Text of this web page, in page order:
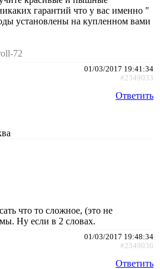
гарантий что у вас именно "
установлены на купленном вами
72
01/03/2017 19:41:34
#2349033
Ответить
что то сложное, (это не
Ну если в 2 словах.
01/03/2017 19:48:34
#2349036
Ответить